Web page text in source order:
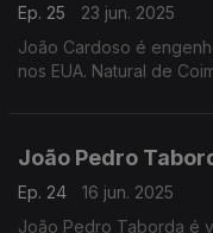
Ep. 25
23 jun. 2025
João Cardoso é
nos EUA. Natural de
João Pedro
Ep. 24
16 jun. 2025
João Pedro Taborda é